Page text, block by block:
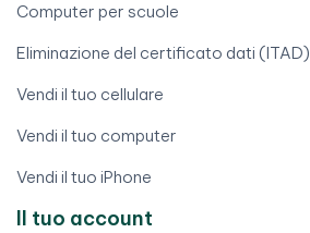
Computer per scuole
Eliminazione del certificato dati (ITAD)
Vendi il tuo cellulare
Vendi il tuo computer
Vendi il tuo iPhone
Il tuo account